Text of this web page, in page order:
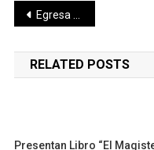
Navegación
de
entradas
Egresa primera generación de Mujeres Descubriendo su Potencial
RELATED POSTS
Presentan Libro “El